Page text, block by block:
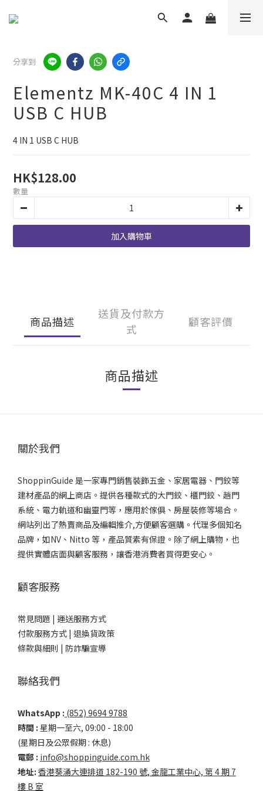
分享到
Elementz MK-40C 4 IN 1
USB C HUB
4 IN 1 USB C HUB
HK$128.00
數量
加入購物車
商品描述
送貨及付款方
式
顧客評價
商品描述
關於我們
ShoppinGuide 是一家專門銷售裝飾五金、家居電器、門鉸等
建材產品的網上商店。提供各種款式的大門鉸、櫃門鉸、趟門
系統、電力軌道和幽靈門等，應用於傢俱、房屋裝修等場合。
網站列出了熱賣商品及編輯推介,方便顧客選購。代理多個知名
品牌，如NV、Nitto 等，產品質素有保證。除了網上購物，也
提供實體店面與顧客服務，讓香港消費者買得更安心。
顧客服務
常見問題 | 運送服務方式
付款服務方式 | 退換貨政策
條款與細則 | 防詐騙宣導
聯絡我們
WhatsApp : (852) 9694 9788
時間 : 星期一至六, 09:00 - 18:00
(星期日及公眾假期 : 休息)
電郵 : info@shoppinguide.com.hk
地址: 香港葵涌大連排道 182-190 號, 金龍工業中心, 第 4 期 7
樓 B 室